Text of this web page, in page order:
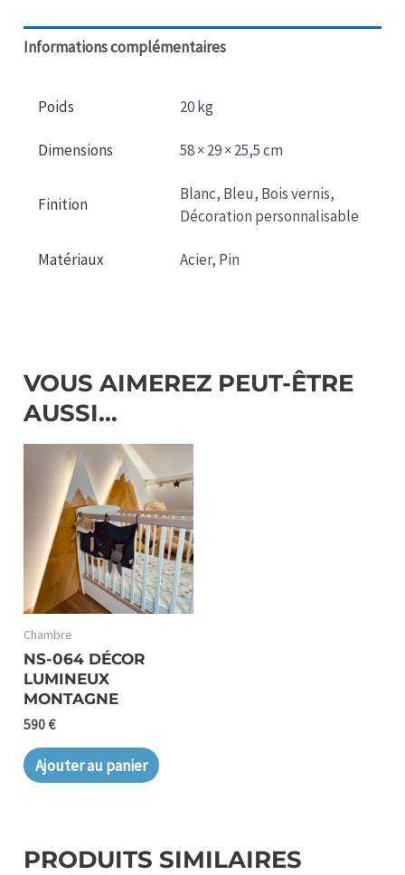
Combi
Informations complémentaires
Poids 20 kg
Dimensions 58 × 29 × 25,5 cm
Finition
Blanc, Bleu, Bois vernis,
Décoration personnalisable
Matériaux Acier, Pin
VOUS AIMEREZ PEUT-ÊTRE
AUSSI…
Chambre
NS-064 DÉCOR
LUMINEUX
MONTAGNE
590€
Ajouter au panier
PRODUITS SIMILAIRES